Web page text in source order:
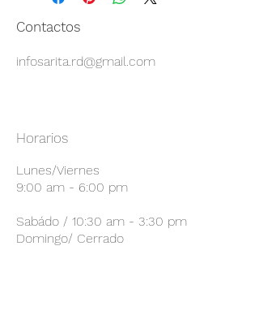
Contactos
infosarita.rd@gmail.com
Horarios
Lunes/Viernes
9:00 am - 6:00 pm
Sabádo / 10:30 am - 3:30 pm
Domingo/ Cerrado